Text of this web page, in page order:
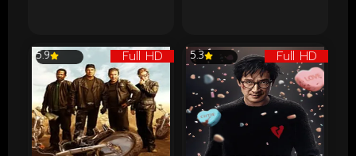
Full HD
5.9 Full HD
5.3